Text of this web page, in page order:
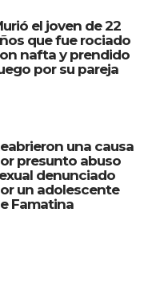
el joven de 22
que fue rociado
nafta y prendido
por su pareja
una causa
presunto abuso
denunciado
un adolescente
Famatina